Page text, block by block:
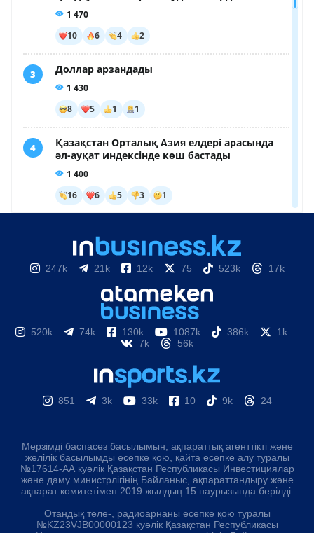
247k 21k 12k 75 523k 17k
520k 74k 130k 1087k 386k
1k
7k
56k
851 3k 33k 10 9k 24
Мерзімді баспасөз басылымын, ақпараттық агенттікті және
желілік басылымды есепке қою, қайта есепке алу туралы
№17614-АА куәлік Қазақстан Республикасы Инвестициялар
және даму министрлігінің Байланыс, ақпараттандыру және
ақпарат комитетімен 2019 жылдың 15 наурызында берілді.
Отандық теле-, радиоарнаны есепке қою туралы
№KZ23VJB00000123 куәлік Қазақстан Республикасы